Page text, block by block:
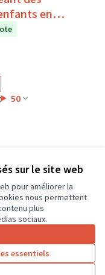
sur le site web
pour améliorer la
nous permettent
plus
sociaux.
essentiels
en
50
Licence
(Lien